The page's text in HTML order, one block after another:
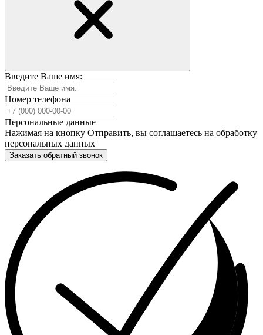
Введите Ваше имя:
Номер телефона
Персональные данные
Нажимая на кнопку Отправить, вы соглашаетесь на обработку
персональных данных
Заказать обратный звонок